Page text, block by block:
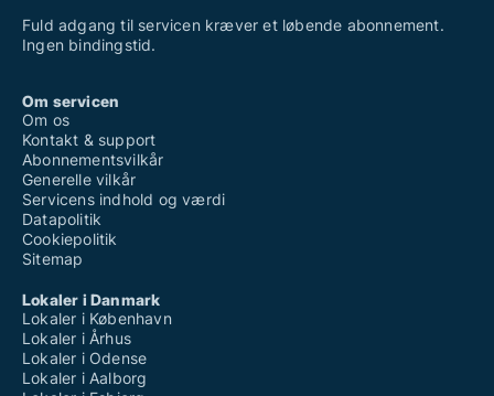
Fuld adgang til servicen kræver et løbende abonnement.
Ingen bindingstid.
Om servicen
Om os
Kontakt & support
Abonnementsvilkår
Generelle vilkår
Servicens indhold og værdi
Datapolitik
Cookiepolitik
Sitemap
Lokaler i Danmark
Lokaler i København
Lokaler i Århus
Lokaler i Odense
Lokaler i Aalborg